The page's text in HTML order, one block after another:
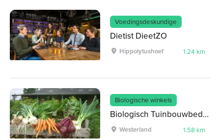
Voedingsdeskundige
Dietist DieetZO
Hippolytushoef 1.24 km
Biologische winkels
Biologisch Tuinbouwbedrijf De Hippolytushoeve
Westerland 1.58 km